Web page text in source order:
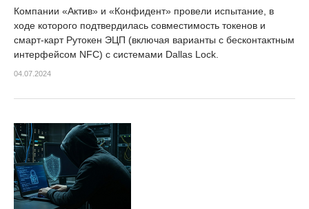
Компании «Актив» и «Конфидент» провели испытание, в
ходе которого подтвердилась совместимость токенов и
смарт-карт Рутокен ЭЦП (включая варианты с бесконтактным
интерфейсом NFC) с системами Dallas Lock.
04.07.2024